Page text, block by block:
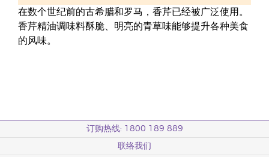
在数个世纪前的古希腊和罗马，香芹已经被广泛使用。
香芹精油调味料酥脆、明亮的青草味能够提升各种美食
的风味。
订购热线: 1800 189 889
联络我们